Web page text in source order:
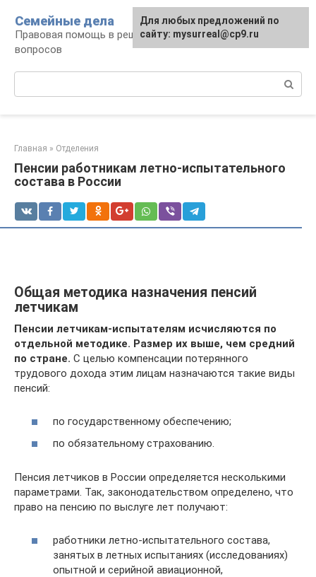
контенту
Семейные дела
Правовая помощь в решении семейных
вопросов
Главная » Отделения
Пенсии работникам летно-испытательного
состава в России
Общая методика назначения пенсий
летчикам
Пенсии летчикам-испытателям исчисляются по
отдельной методике. Размер их выше, чем средний
по стране. С целью компенсации потерянного
трудового дохода этим лицам назначаются такие виды
пенсий:
по государственному обеспечению;
по обязательному страхованию.
Пенсия летчиков в России определяется несколькими
параметрами. Так, законодательством определено, что
право на пенсию по выслуге лет получают:
работники летно-испытательного состава,
занятых в летных испытаниях (исследованиях)
опытной и серийной авиационной,
Для любых предложений по
сайту: mysurreal@cp9.ru